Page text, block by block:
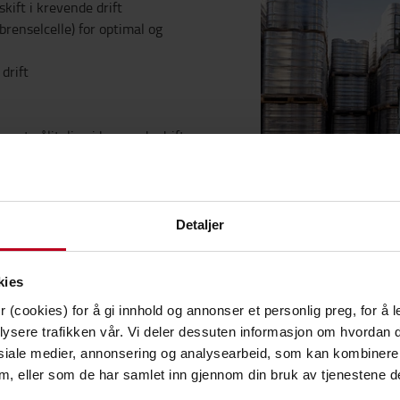
Detaljer
(cookies) for å gi innhold og annonser et personlig preg, for å
trafikken vår. Vi deler dessuten informasjon om hvordan
medier, annonsering og analysearbeid, som kan
eller som de har samlet inn gjennom din bruk av tjenestene
i krevende drift
for optimal og
drift
pålitelige i krevende drift,
håndtering av flere paller
brukere. Toyota
med høy ytelse
med 90V batteri har
klassifisering som sikrer
krevende forhold som støv
høyere hastighet (20